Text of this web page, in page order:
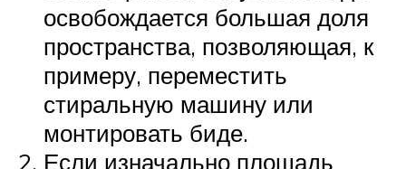
освобождается большая доля
пространства, позволяющая, к
примеру, переместить
стиральную машину или
монтировать биде.
Если изначально площадь